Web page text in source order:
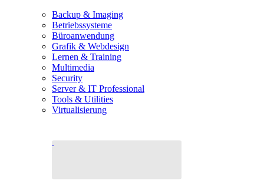
Backup & Imaging
Betriebssysteme
Büroanwendung
Grafik & Webdesign
Lernen & Training
Multimedia
Security
Server & IT Professional
Tools & Utilities
Virtualisierung